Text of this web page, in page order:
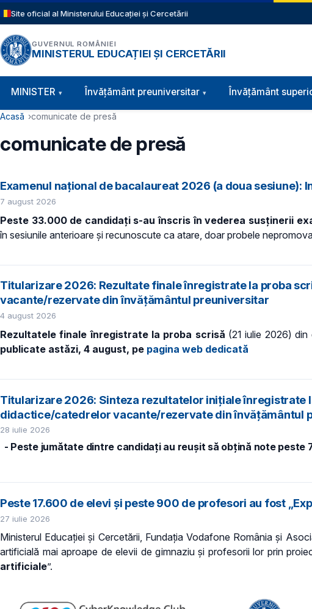
Sari la conținutul principal
Site oficial al Ministerului Educației și Cercetării
GUVERNUL ROMÂNIEI
MINISTERUL EDUCAȚIEI ȘI CERCETĂRII
Navigație principală
MINISTER Învăţământ preuniversitar Învățământ
Cale de navigare
Acasă comunicate de presă
comunicate de presă
Examenul național de bacalaureat 2026 (a doua
7 august 2026
Peste 33.000 de candidaţi s-au înscris în vederea susținerii
în sesiunile anterioare și recunoscute ca atare, doar probele
Titularizare 2026: Rezultate finale înregistrate la proba
vacante/rezervate din învăţământul preuniversitar
4 august 2026
Rezultatele finale înregistrate la proba scrisă (21 iulie 2026)
publicate astăzi, 4 august, pe pagina web dedicată
Titularizare 2026: Sinteza rezultatelor inițiale înregistrate
didactice/catedrelor vacante/rezervate din învăţământul
28 iulie 2026
- Peste jumătate dintre candidați au reușit să obțină note
Peste 17.600 de elevi și peste 900 de profesori au fost
27 iulie 2026
Ministerul Educației și Cercetării, Fundația Vodafone România și
artificială mai aproape de elevii de gimnaziu și profesorii lor prin
artificiale”.